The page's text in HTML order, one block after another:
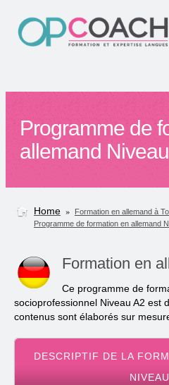
Programme de
allemand
Home » Formation en allemand à
Programme de formation en allemand
Formation en
Ce programme de
socioprofessionnel Niveau A2 est
contenus sont élaborés sur
DESCRIPTIF DE LA